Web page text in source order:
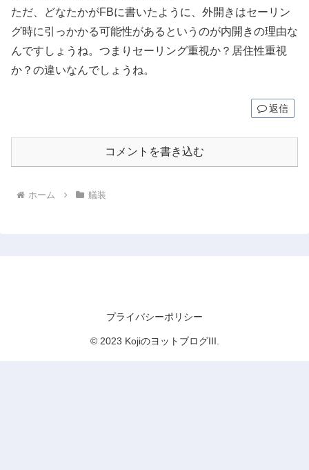
ただ、どなたかがFBに書いたように、外開きはセーリン
グ時に引っかかる可能性があるというのが内開きの理由な
んですしょうね。つまりセーリング重視か？居住性重視
か？の違いなんでしょうね。
返信
コメントを書き込む
ホーム 艤装
プライバシーポリシー
© 2023 KojiのヨットブログIII.